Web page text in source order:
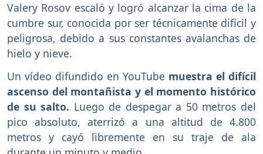
Valery Rosov escaló y logró alcanzar la cima de la
cumbre sur, conocida por ser técnicamente difícil y
peligrosa, debido a sus constantes avalanchas de
hielo y nieve.
Un vídeo difundido en YouTube muestra el difícil
ascenso del montañista y el momento histórico
de su salto. Luego de despegar a 50 metros del
pico absoluto, aterrizó a una altitud de 4.800
metros y cayó libremente en su traje de ala